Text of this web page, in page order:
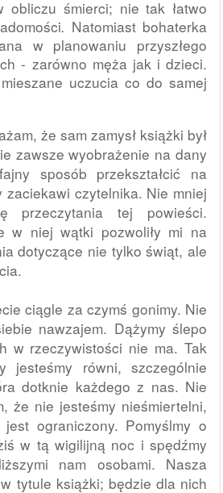
. Natomiast bohaterka
w planowaniu przyszłego
- zarówno męża jak i dzieci.
uczucia co do samej
że sam zamysł książki był
zawsze wyobrażenie na dany
sposób przekształcić na
zaciekawi czytelnika. Nie mniej
przeczytania tej powieści.
w niej wątki pozwoliły mi na
dotyczące nie tylko świąt, ale
ciągle za czymś gonimy. Nie
nawzajem. Dążymy ślepo
w rzeczywistości nie ma. Tak
jesteśmy równi, szczególnie
dotknie każdego z nas. Nie
że nie jesteśmy nieśmiertelni,
ograniczony. Pomyślmy o
w tą wigilijną noc i spędźmy
nam osobami. Nasza
tytule książki; będzie dla nich